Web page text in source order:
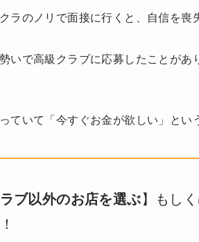
ラのノリで面接に行くと、自信を喪
いで高級クラブに応募したことが
ていて「今すぐお金が欲しい」とい
ブ以外のお店を選ぶ】もし